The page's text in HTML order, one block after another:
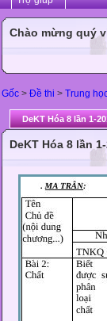
Chào mừng quý
Gốc > Đề thi > Trung
DeKT Hóa 8 lần 1-
DeKT Hóa 8 lần